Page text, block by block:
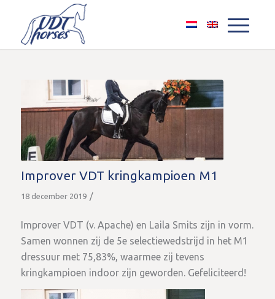
Improver VDT kringkampioen M1
18 december 2019 /
Improver VDT (v. Apache) en Laila Smits zijn in vorm.
Samen wonnen zij de 5e selectiewedstrijd in het M1
dressuur met 75,83%, waarmee zij tevens
kringkampioen indoor zijn geworden. Gefeliciteerd!